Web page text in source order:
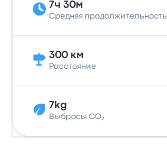
7ч 30м
Средняя продолжительность
300 км
Расстояние
7kg
Выбросы CO₂